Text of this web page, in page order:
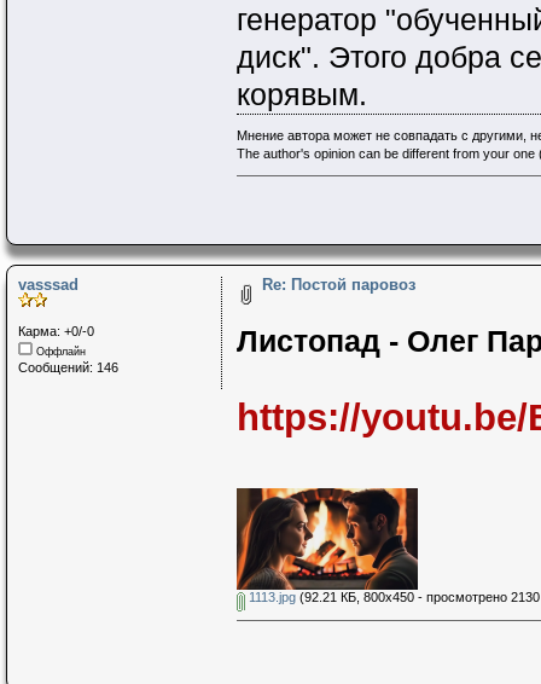
генератор
диск". Этого добра
корявым.
Мнение автора может не совпадать с другими,
The author's opinion can be different from your
vasssad
Карма: +0/-0
Оффлайн
Сообщений: 146
Re: Постой паровоз
Листопад - Олег
https://youtu.be/
1113.jpg(92.21 КБ, 800x450 - просмотрено 2130